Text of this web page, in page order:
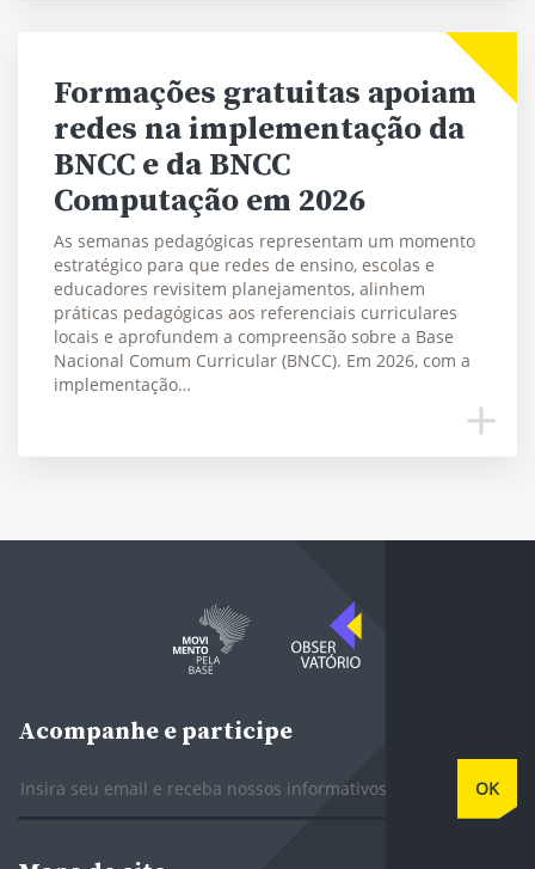
Formações gratuitas apoiam
redes na implementação da
BNCC e da BNCC
Computação em 2026
As semanas pedagógicas representam um momento
estratégico para que redes de ensino, escolas e
educadores revisitem planejamentos, alinhem
práticas pedagógicas aos referenciais curriculares
locais e aprofundem a compreensão sobre a Base
Nacional Comum Curricular (BNCC). Em 2026, com a
implementação…
Acompanhe e participe
OK